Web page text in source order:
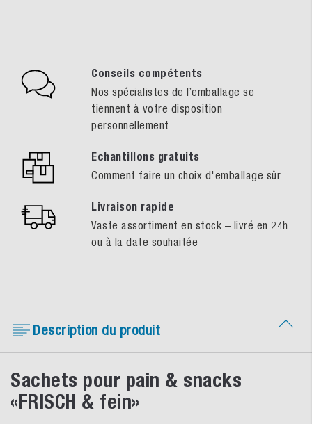
Conseils compétents
Nos spécialistes de l’emballage se
tiennent à votre disposition
personnellement
Echantillons gratuits
Comment faire un choix d'emballage sûr
Livraison rapide
Vaste assortiment en stock – livré en 24h
ou à la date souhaitée
Description du produit
Sachets pour pain & snacks
«FRISCH & fein»